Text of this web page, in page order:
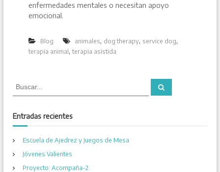
enfermedades mentales o necesitan apoyo
emocional.
Blog animales, dog therapy, service dog,
terapia animal ,terapia asistida
B
c
a
:
B
Entradas recientes
Escuela de Ajedrez y Juegos de Mesa
Jóvenes Valientes
Proyecto: Acompaña-2